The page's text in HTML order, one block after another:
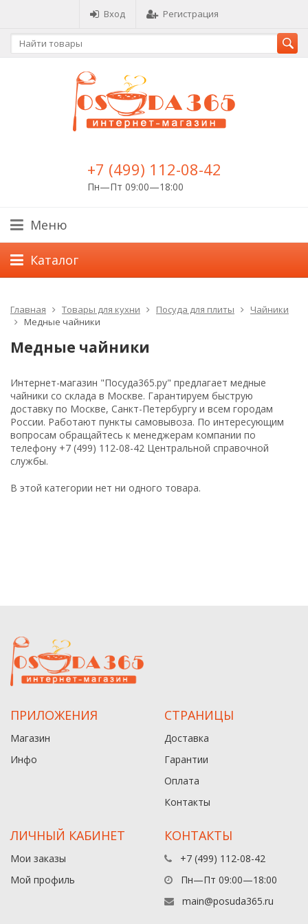
Вход Регистрация
+7 (499) 112-08-42
Пн—Пт 09:00—18:00
Меню
Каталог
Главная Товары для кухни Посуда для плиты
Чайники
Медные чайники
Медные чайники
Интернет-магазин "Посуда365.ру" предлагает медные
чайники со склада в Москве. Гарантируем быструю
доставку по Москве, Санкт-Петербургу и всем городам
России. Работают пункты самовывоза. По интересующим
вопросам обращайтесь к менеджерам компании по
телефону +7 (499) 112-08-42 Центральной справочной
службы.
В этой категории нет ни одного товара.
ПРИЛОЖЕНИЯ
Магазин
Инфо
СТРАНИЦЫ
Доставка
Гарантии
Оплата
Контакты
ЛИЧНЫЙ КАБИНЕТ
Мои заказы
Мой профиль
КОНТАКТЫ
+7 (499) 112-08-42
Пн—Пт 09:00—18:00
main@posuda365.ru